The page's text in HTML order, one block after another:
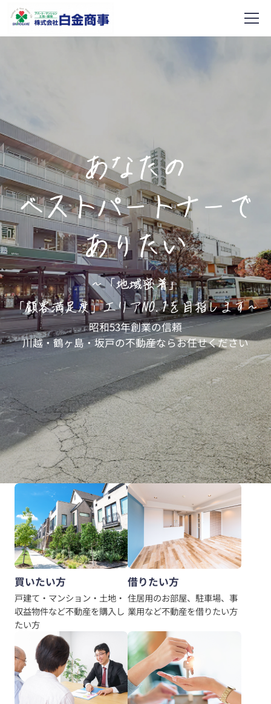
昭和53年創業の信頼
川越・鶴ヶ島・坂戸の不動産ならお任せください
買いたい方
戸建て・マンション・土地・
収益物件など不動産を購入し
たい方
借りたい方
住居用のお部屋、駐車場、事
業用など不動産を借りたい方